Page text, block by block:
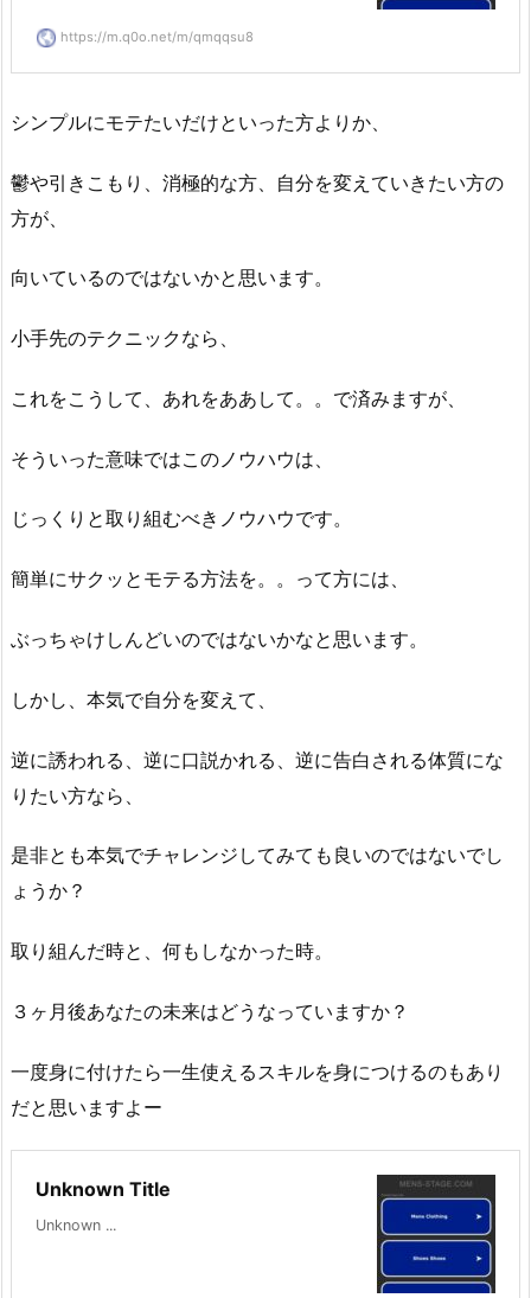
https://m.q0o.net/m/qmqqsu8
シンプルにモテたいだけといった方よりか、
鬱や引きこもり、消極的な方、自分を変えていきたい方の
方が、
向いているのではないかと思います。
小手先のテクニックなら、
これをこうして、あれをああして。。で済みますが、
そういった意味ではこのノウハウは、
じっくりと取り組むべきノウハウです。
簡単にサクッとモテる方法を。。って方には、
ぶっちゃけしんどいのではないかなと思います。
しかし、本気で自分を変えて、
逆に誘われる、逆に口説かれる、逆に告白される体質にな
りたい方なら、
是非とも本気でチャレンジしてみても良いのではないでし
ょうか？
取り組んだ時と、何もしなかった時。
３ヶ月後あなたの未来はどうなっていますか？
一度身に付けたら一生使えるスキルを身につけるのもあり
だと思いますよー
Unknown Title
Unknown ...